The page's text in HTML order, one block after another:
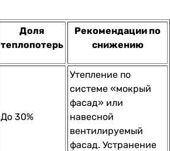
Доля
теплопотерь
Рекомендации по
снижению
До 30%
Утепление по
системе «мокрый
фасад» или
навесной
вентилируемый
фасад. Устранение